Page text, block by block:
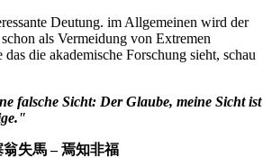
Deutung. im Allgemeinen wird der
schon als Vermeidung von Extremen
das die akademische Forschung sieht, schau
falsche Sicht: Der Glaube, meine Sicht ist
翁失馬 – 焉知非福